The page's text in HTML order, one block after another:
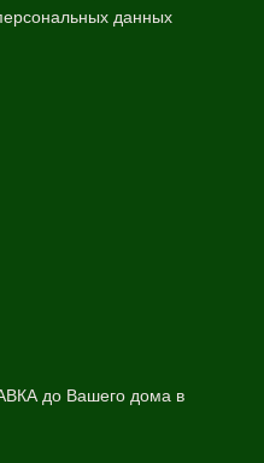
данных
до Вашего дома в